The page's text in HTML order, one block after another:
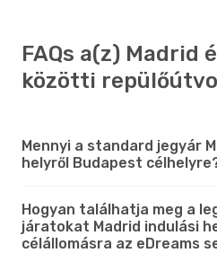
FAQs a(z) Madrid
közötti
Mennyi a standard jegyár
helyről Budapest
Hogyan találhatja meg a
járatokat Madrid indulási
célállomásra az eDreams